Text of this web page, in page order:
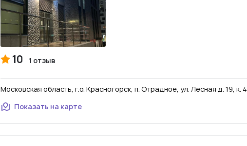
10 1 отзыв
Московская область, г.о. Красногорск, п. Отрадное, ул. Лесная д. 19, к. 4
Показать на карте